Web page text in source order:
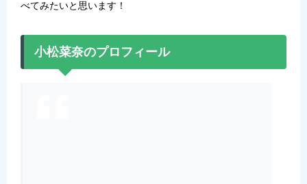
べてみたいと思います！
小松菜奈のプロフィール